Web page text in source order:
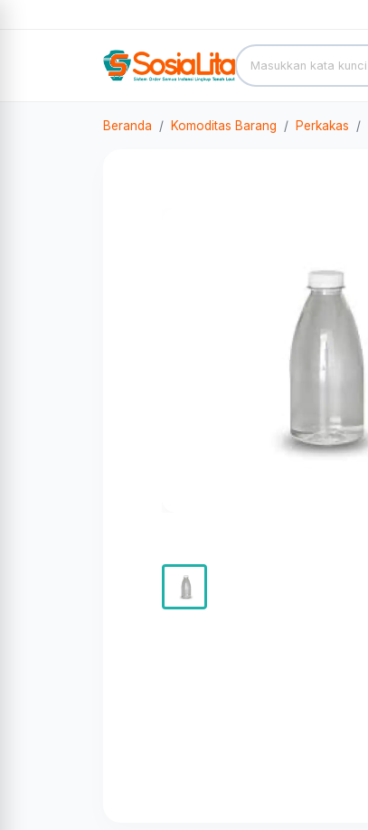
Beranda Komoditas Barang Perkakas